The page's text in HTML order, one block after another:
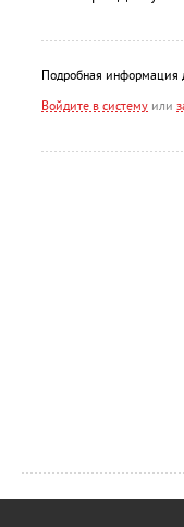
Подробная информация
Войдите в систему или